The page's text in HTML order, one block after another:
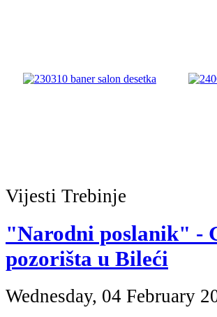
Vijesti Trebinje
"Narodni poslanik" -
pozorišta u Bileći
Wednesday, 04 February